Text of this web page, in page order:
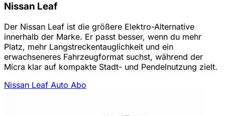
Nissan Leaf
Der Nissan Leaf ist die größere Elektro-Alternative
innerhalb der Marke. Er passt besser, wenn du mehr
Platz, mehr Langstreckentauglichkeit und ein
erwachseneres Fahrzeugformat suchst, während der
Micra klar auf kompakte Stadt- und Pendelnutzung zielt.
Nissan Leaf Auto Abo